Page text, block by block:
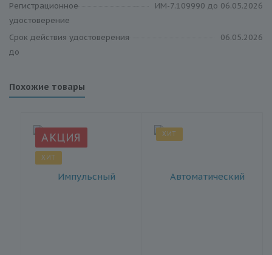
Регистрационное
удостоверение
ИМ-7.109990 до 06.05.2026
Срок действия удостоверения
до
06.05.2026
Похожие товары
АКЦИЯ
ХИТ
ХИТ